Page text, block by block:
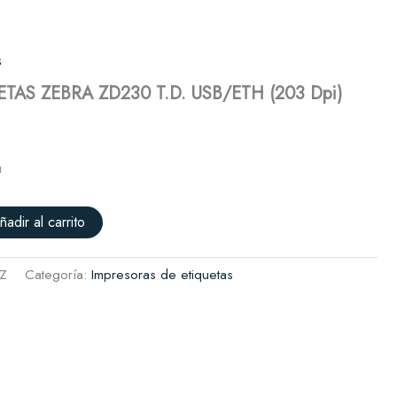
ZEBRA ZD230 T.D. USB/ETH (203 Dpi)
al carrito
Categoría: Impresoras de etiquetas
cantidad